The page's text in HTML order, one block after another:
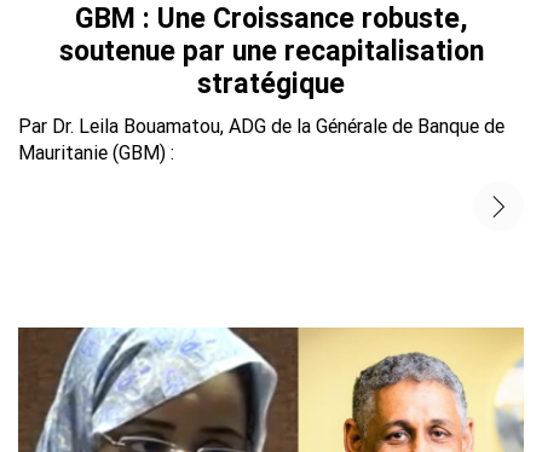
GBM : Une Croissance robuste,
soutenue par une recapitalisation
stratégique
Par Dr. Leila Bouamatou, ADG de la Générale de Banque de
Mauritanie (GBM) :